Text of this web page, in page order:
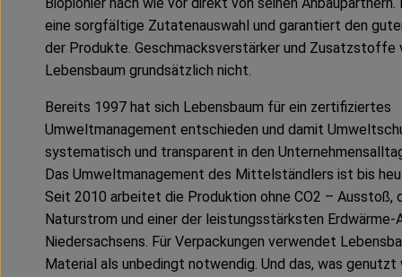
eine sorgfältige Zutatenauswahl und garantiert den
der Produkte. Geschmacksverstärker und Zusatzstoffe
Lebensbaum grundsätzlich nicht.
Bereits 1997 hat sich Lebensbaum für ein zertifiziertes
Umweltmanagement entschieden und damit
systematisch und transparent in den
Das Umweltmanagement des Mittelständlers ist bis
Seit 2010 arbeitet die Produktion ohne CO2 – Ausstoß,
Naturstrom und einer der leistungsstärksten Erdwärme-
Niedersachsens. Für Verpackungen verwendet
Material als unbedingt notwendig. Und das, was genutzt